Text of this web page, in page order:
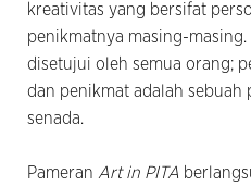
kreativitas yang bersifat
penikmatnya masing-
disetujui oleh semua orang;
dan penikmat adalah sebuah
senada.
Pameran Art in PITA